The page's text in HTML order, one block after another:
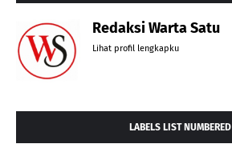
Redaksi Warta Satu
Lihat profil lengkapku
LABELS LIST NUMBERED